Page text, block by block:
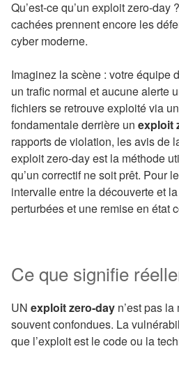
Qu’est-ce qu’un exploit zero-
cachées prennent encore les
cyber moderne.
Imaginez la scène : votre équipe
un trafic normal et aucune alerte
fichiers se retrouve exploité via
fondamentale derrière un exploit
rapports de violation, les avis de
exploit zero-day est la méthode
qu’un correctif ne soit prêt. Pour
intervalle entre la découverte et
perturbées et une remise en état
Ce que signifie
UN exploit zero-day n’est pas
souvent confondues. La
que l’exploit est le code ou la